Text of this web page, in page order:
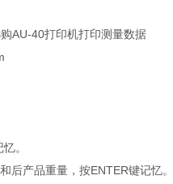
AU-40打印机打印测量数据
。
产品重量，按ENTER键记忆。